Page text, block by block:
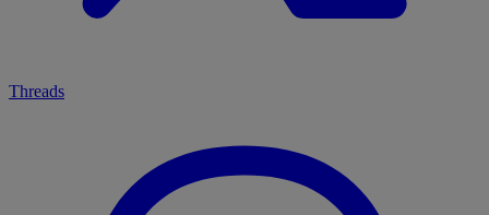
Threads